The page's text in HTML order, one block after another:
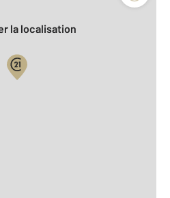
la localisation